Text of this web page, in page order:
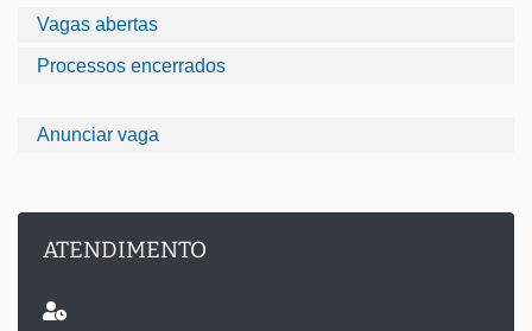
Vagas abertas
Processos encerrados
Anunciar vaga
ATENDIMENTO